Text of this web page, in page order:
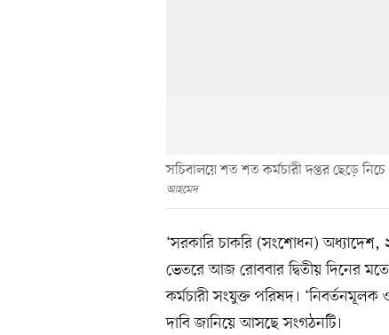
সচিবালয়ে শত শত কর্মচারী দপ্তর ছেড়ে
আহমেদ
‘সরকারি চাকরি (সংশোধন)
ভেতরে আজ রোববার দ্বিতীয় দিনের
কর্মচারী সংযুক্ত পরিষদ।
দাবি জানিয়ে আসছে সংগঠনটি।